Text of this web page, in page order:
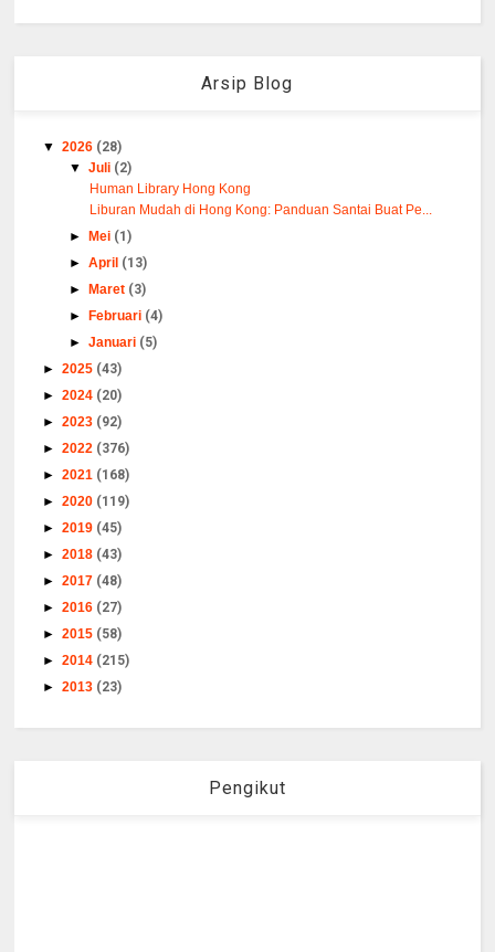
Arsip Blog
▼2026 (28)
▼Juli (2)
Human Library Hong Kong
Liburan Mudah di Hong Kong: Panduan Santai Buat Pe...
►
Mei (1)
►April (13)
►
Maret (3)
►
Februari (4)
►Januari (5)
►2025 (43)
►2024 (20)
►2023 (92)
►2022 (376)
►2021 (168)
►2020 (119)
►2019 (45)
►2018 (43)
►2017 (48)
►2016 (27)
►2015 (58)
►2014 (215)
►2013 (23)
Pengikut